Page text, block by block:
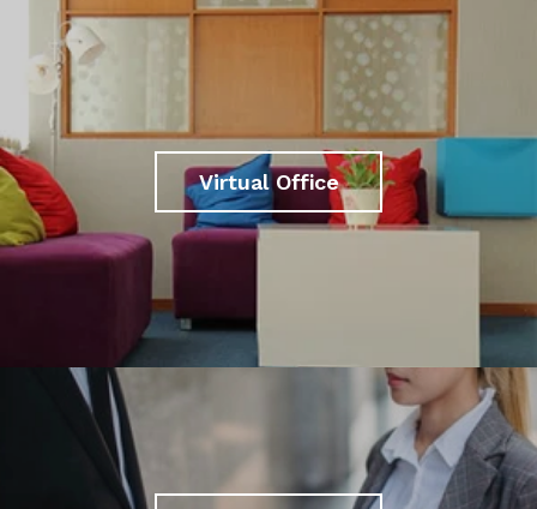
Virtual Office